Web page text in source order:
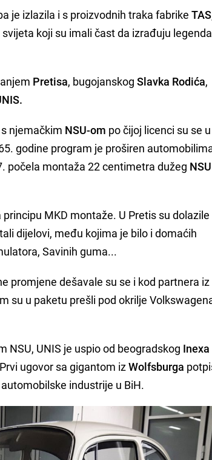
je izlazila i s proizvodnih traka fabrikeTAS
koji su imali čast da izrađuju
Pretisa, bugojanskogSlavka Rodića,
njemačkim NSU-om po čijoj licenci su se u
godine program je proširen
počela montaža 22 centimetra dužeg
MKD montaže. U Pretis su dolazile
dijelovi, među kojima je bilo i domaćih
Savinih guma...
promjene dešavale su se i kod partnera iz
su u paketu prešli pod okrilje
NSU, UNIS je uspio od beogradskog Inexa
ugovor sa gigantom izWolfsburga
industrije u BiH.